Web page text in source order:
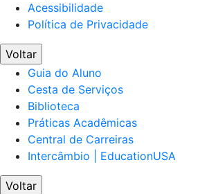
Acessibilidade
Política de Privacidade
Voltar
Guia do Aluno
Cesta de Serviços
Biblioteca
Práticas Acadêmicas
Central de Carreiras
Intercâmbio | EducationUSA
Voltar